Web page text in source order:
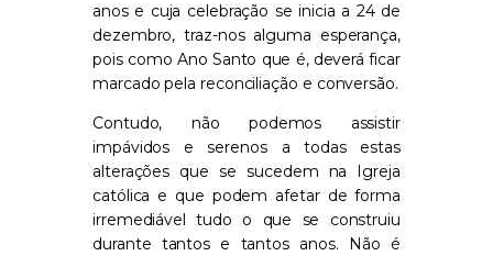
anos e cuja celebração se inicia a 24 de
dezembro, traz-nos alguma esperança,
pois como Ano Santo que é, deverá ficar
marcado pela reconciliação e conversão.
Contudo, não podemos assistir
impávidos e serenos a todas estas
alterações que se sucedem na Igreja
católica e que podem afetar de forma
irremediável tudo o que se construiu
durante tantos e tantos anos. Não é